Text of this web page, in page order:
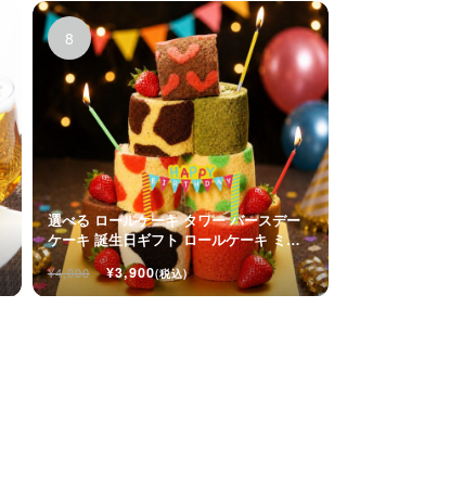
選べる ロールケーキ タワー バースデー
ケーキ 誕生日ギフト ロールケーキ ミニ
ケーキ
¥4,000 ¥3,900(税込)